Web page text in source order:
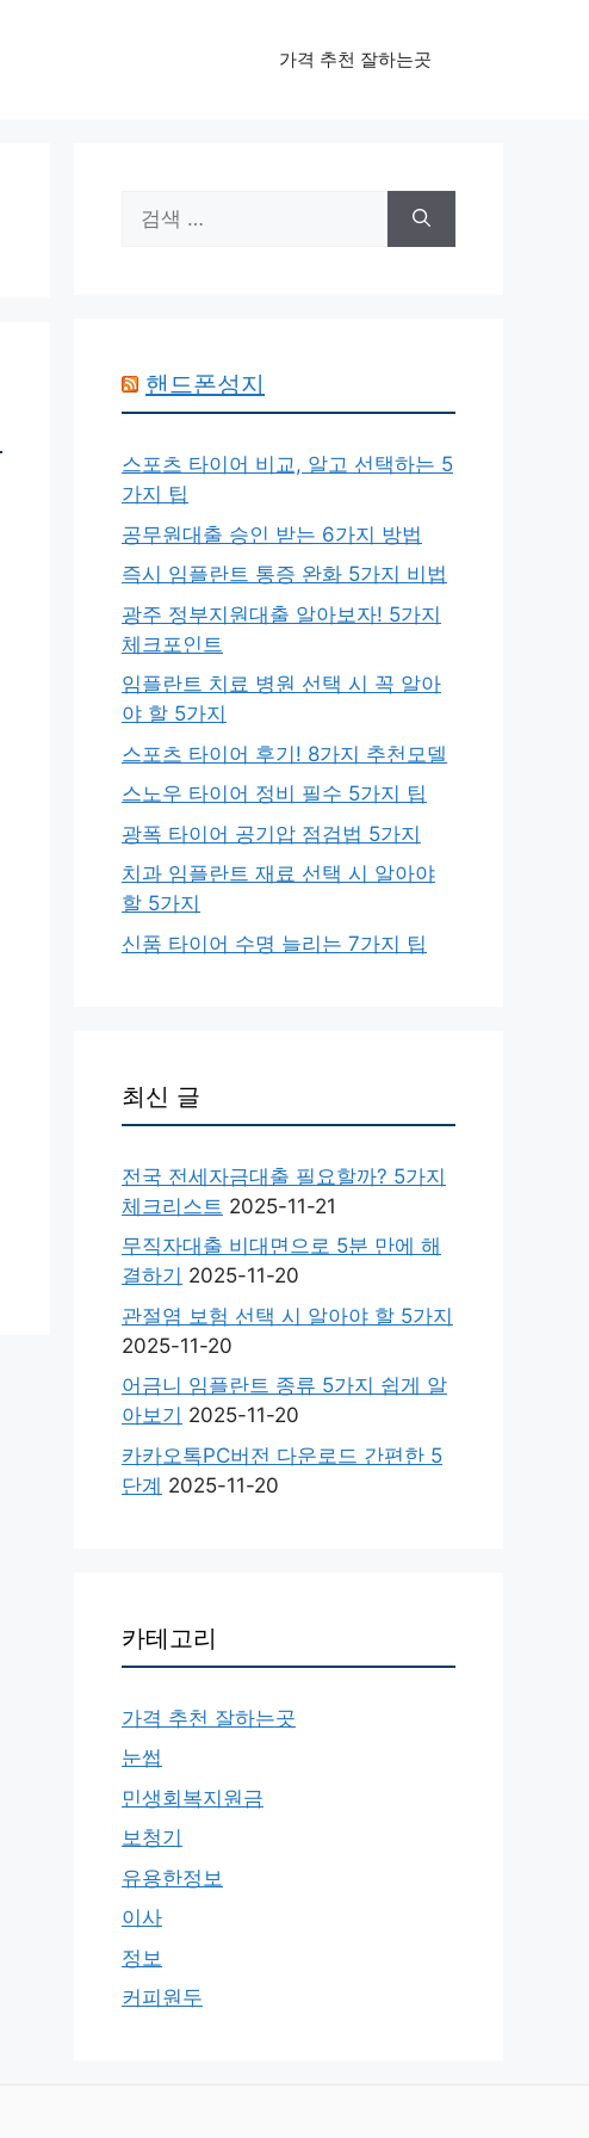
가격 추천 잘하는곳
색:
핸드폰성지
스포츠 타이어 비교, 알고 선택하는 5
가지 팁
공무원대출 승인 받는 6가지 방법
즉시 임플란트 통증 완화 5가지 비법
광주 정부지원대출 알아보자! 5가지
체크포인트
임플란트 치료 병원 선택 시 꼭 알아
야 할 5가지
스포츠 타이어 후기! 8가지 추천모델
스노우 타이어 정비 필수 5가지 팁
광폭 타이어 공기압 점검법 5가지
치과 임플란트 재료 선택 시 알아야
할 5가지
신품 타이어 수명 늘리는 7가지 팁
최신 글
전국 전세자금대출 필요할까? 5가지
체크리스트 2025-11-21
무직자대출 비대면으로 5분 만에 해
결하기 2025-11-20
관절염 보험 선택 시 알아야 할 5가지
2025-11-20
어금니 임플란트 종류 5가지 쉽게 알
아보기 2025-11-20
카카오톡PC버전 다운로드 간편한 5
단계 2025-11-20
카테고리
가격 추천 잘하는곳
눈썹
민생회복지원금
보청기
유용한정보
이사
정보
커피원두